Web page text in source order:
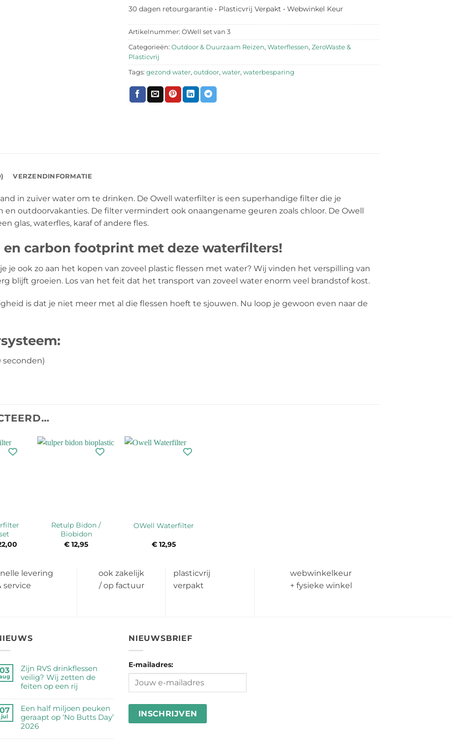
30 dagen retourgarantie • Plasticvrij Verpakt • Webwinkel Keur
Artikelnummer: OWell set van 3
Categorieën: Outdoor & Duurzaam Reizen, Waterflessen, ZeroWaste &
Plasticvrij
Tags: gezond water, outdoor, water, waterbesparing
VERZENDINFORMATIE
in zuiver water om te drinken. De Owell waterfilter is een superhandige filter die je
outdoorvakanties. De filter vermindert ook onaangename geuren zoals chloor. De Owell
glas, waterfles, karaf of andere fles.
carbon footprint met deze waterfilters!
je ook zo aan het kopen van zoveel plastic flessen met water? Wij vinden het verspilling van
blijft groeien. Los van het feit dat het transport van zoveel water enorm veel brandstof kost.
is dat je niet meer met al die flessen hoeft te sjouwen. Nu loop je gewoon even naar de
seconden)
Retulp Bidon /
Biobidon
€ 12,95
OWell Waterfilter
€12,95
levering
service
ook zakelijk
/ op factuur
plasticvrij
verpakt
webwinkelkeur
+ fysieke winkel
03
Zijn RVS drinkflessen
veilig? Wij zetten de
feiten op een rij
reacties
op
Zijn
07
jul
Een half miljoen peuken
geraapt op ‘No Butts Day’
2026
NIEUWSBRIEF
E-mailadres: